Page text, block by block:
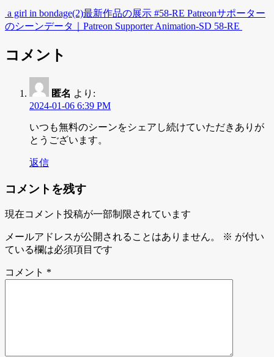
a girl in bondage(2)最新作品の展示 #58-RE Patreonサポーター
のシーンデータ｜Patreon Supporter Animation-SD 58-RE
コメント
匿名 より:
2024-01-06 6:39 PM
いつも無料のシーンをシェアし続けていただきありが
とうございます。
返信
コメントを残す
現在コメント投稿が一部制限されています
メールアドレスが公開されることはありません。 ※ が付い
ている欄は必須項目です
コメント *